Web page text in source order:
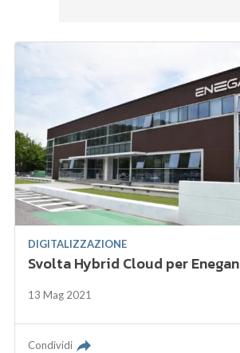
DIGITALIZZAZIONE
Svolta Hybrid Cloud per Enegan
13 Mag 2021
Condividi